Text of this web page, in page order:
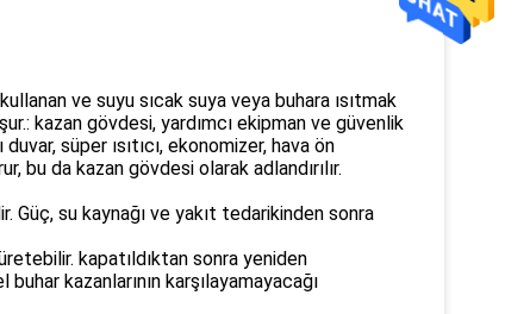
ve suyu sıcak suya veya buhara ısıtmak
kazan gövdesi, yardımcı ekipman ve güvenlik
süper ısıtıcı, ekonomizer, hava ön
bu da kazan gövdesi olarak adlandırılır.
Güç, su kaynağı ve yakıt tedarikinden sonra
kapatıldıktan sonra yeniden
kazanlarının karşılayamayacağı